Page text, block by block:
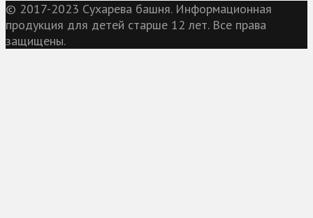
© 2017-2023 Сухарева башня. Информационная
продукция для детей старше 12 лет. Все права
защищены.